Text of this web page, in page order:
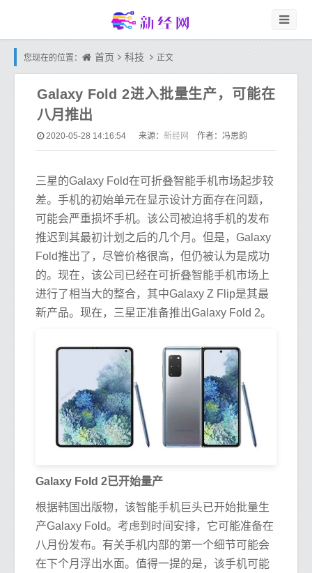
您现在的位置： 首页 科技 正文
Galaxy Fold 2进入批量生产，可能在
八月推出
2020-05-28 14:16:54 来源： 新经网 作者：冯思韵
三星的Galaxy Fold在可折叠智能手机市场起步较
差。手机的初始单元在显示设计方面存在问题，
可能会严重损坏手机。该公司被迫将手机的发布
推迟到其最初计划之后的几个月。但是，Galaxy
Fold推出了，尽管价格很高，但仍被认为是成功
的。现在，该公司已经在可折叠智能手机市场上
进行了相当大的整合，其中Galaxy Z Flip是其最
新产品。现在，三星正准备推出Galaxy Fold 2。
Galaxy Fold 2已开始量产
根据韩国出版物，该智能手机巨头已开始批量生
产Galaxy Fold。考虑到时间安排，它可能准备在
八月份发布。有关手机内部的第一个细节可能会
在下个月浮出水面。值得一提的是，该手机可能